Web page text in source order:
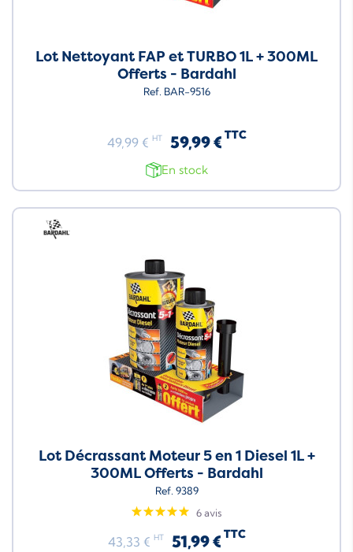
Lot Nettoyant FAP et TURBO 1L + 300ML
Offerts - Bardahl
Ref. BAR-9516
49,99 € HT 59,99 € TTC
En stock
Neuf
Lot Décrassant Moteur 5 en 1 Diesel 1L +
300ML Offerts - Bardahl
Ref. 9389
6 avis
43,33 € HT 51,99 € TTC